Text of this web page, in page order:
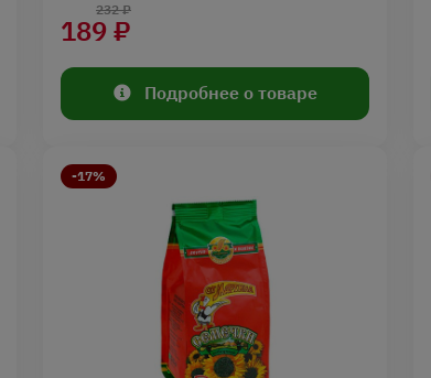
189 ₽
232 ₽
Подробнее о товаре
-17%